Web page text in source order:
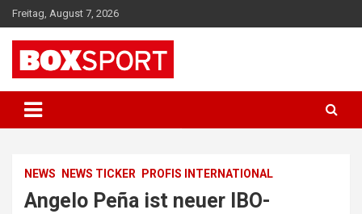
Skip
to
content
Freitag, August 7, 2026
BOXSPORT
NEWS NEWS TICKER PROFIS INTERNATIONAL
Angelo Peña ist neuer IBO-